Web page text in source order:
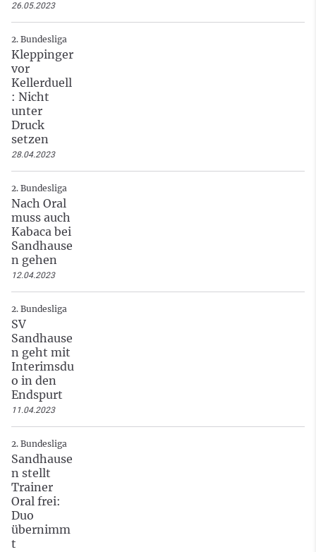
26.05.2023
2. Bundesliga
Kleppinger
vor
Kellerduell
: Nicht
unter
Druck
setzen
28.04.2023
2. Bundesliga
Nach Oral
muss auch
Kabaca bei
Sandhause
n gehen
12.04.2023
2. Bundesliga
SV
Sandhause
n geht mit
Interimsdu
o in den
Endspurt
11.04.2023
2. Bundesliga
Sandhause
n stellt
Trainer
Oral frei:
Duo
übernimm
t